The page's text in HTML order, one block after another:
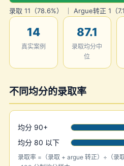
录取 11（78.6%） ｜ Argue转正 1（
14
真实案例
87.1
录取均分中
位
不同均分的录取率
均分 90+
均分 80 以下
录取率 =（录取 + argue 转正）÷（录